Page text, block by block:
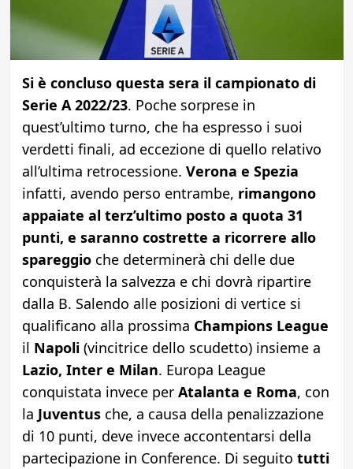
Si è concluso questa sera il campionato di
Serie A 2022/23. Poche sorprese in
quest’ultimo turno, che ha espresso i suoi
verdetti finali, ad eccezione di quello relativo
all’ultima retrocessione. Verona e Spezia
infatti, avendo perso entrambe, rimangono
appaiate al terz’ultimo posto a quota 31
punti, e saranno costrette a ricorrere allo
spareggioche determinerà chi delle due
conquisterà la salvezza e chi dovrà ripartire
dalla B. Salendo alle posizioni di vertice si
qualificano alla prossima Champions League
il Napoli(vincitrice dello scudetto) insieme a
Lazio, Inter e Milan. Europa League
conquistata invece per Atalanta e Roma, con
la Juventusche, a causa della penalizzazione
di 10 punti, deve invece accontentarsi della
partecipazione in Conference. Di seguito tutti